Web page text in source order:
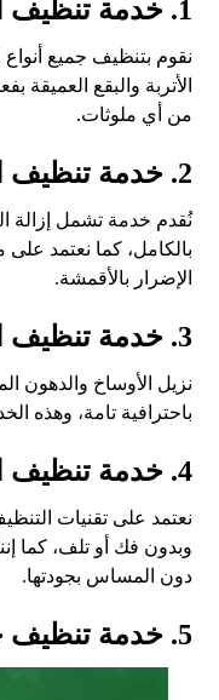
1. خدمة تنظيف السجاد
نقوم بتنظيف جميع
الأتربة والبقع العميقة
من أي ملوثات.
2. خدمة تنظيف الكنب والمجالس
نُقدم خدمة تشمل إزالة
بالكامل، كما نعتمد
الإضرار بالأقمشة.
3. خدمة تنظيف الأرضيات والبلاط
نزيل الأوساخ والدهون
باحترافية تامة، وهذه
4. خدمة تنظيف الستائر والمفروشات
نعتمد على تقنيات
وبدون فك أو تلف، كما
دون المساس بجودتها.
5. خدمة تنظيف خزانات المياه